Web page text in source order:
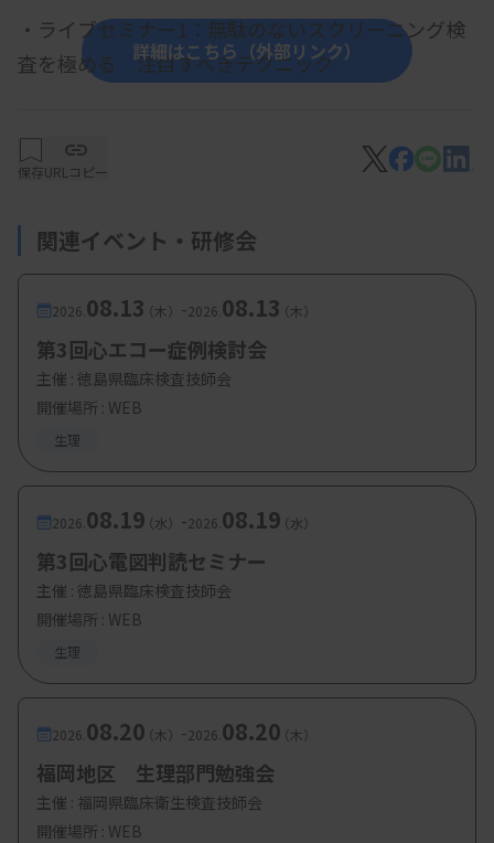
・ライブセミナー1：無駄のないスクリーニング検
査を極める 注目すべきテクニック
臓内科学分野）
・テーマ講演1：胆嚢･胆管
岡庭 信司氏（飯田市立病院 消化器内科）
・ライブセミナー2：膵の徹底的な描出法の工夫
もれなく膵をみるための10の走査法
水口 安則氏（国立病院機構 東京医療センター 臨
床検査科）
・テーマ講演2：腎臓・膀胱
森 秀明氏（杏林大学医学部 医学教育学）
・テーマ講演3：肝臓
松本 直樹氏（日本大学医学部 内科学系消化器肝
臓内科学分野）
【参加費・定員など】
・定 員（会場）：250人
詳細はこちら（外部リンク）
保存URLコピー
関連イベント・研修会
2026. 08.13（木） -2026. 08.13（木）
第3回心エコー症例検討会
主催 : 徳島県臨床検査技師会
開催場所 : WEB
生理
2026. 08.19（水） -2026. 08.19（水）
第3回心電図判読セミナー
主催 : 徳島県臨床検査技師会
開催場所 : WEB
生理
2026. 08.20（木） -2026. 08.20（木）
福岡地区 生理部門勉強会
主催 : 福岡県臨床衛生検査技師会
開催場所 : WEB